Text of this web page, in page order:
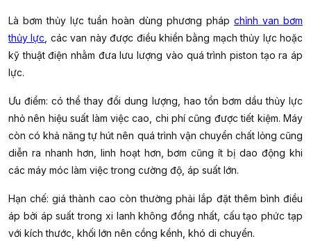
Là bơm thủy lực tuần hoàn dùng phương pháp chỉnh van bơm
thủy lực , các van này được điều khiển bằng mạch thủy lực hoặc
kỹ thuật điện nhằm đưa lưu lượng vào quá trình piston tạo ra áp
lực.
Ưu điểm: có thể thay đổi dung lượng, hao tổn bơm dầu thủy lực
nhỏ nên hiệu suất làm việc cao, chi phí cũng được tiết kiệm. Máy
còn có khả năng tự hút nên quá trình vận chuyển chất lỏng cũng
diễn ra nhanh hơn, linh hoạt hơn, bơm cũng ít bị dao động khi
các máy móc làm việc trong cường độ, áp suất lớn.
Hạn chế: giá thành cao còn thường phải lắp đặt thêm bình điều
áp bởi áp suất trong xi lanh không đồng nhất, cấu tạo phức tạp
với kích thước, khối lớn nên cồng kềnh, khó di chuyển.